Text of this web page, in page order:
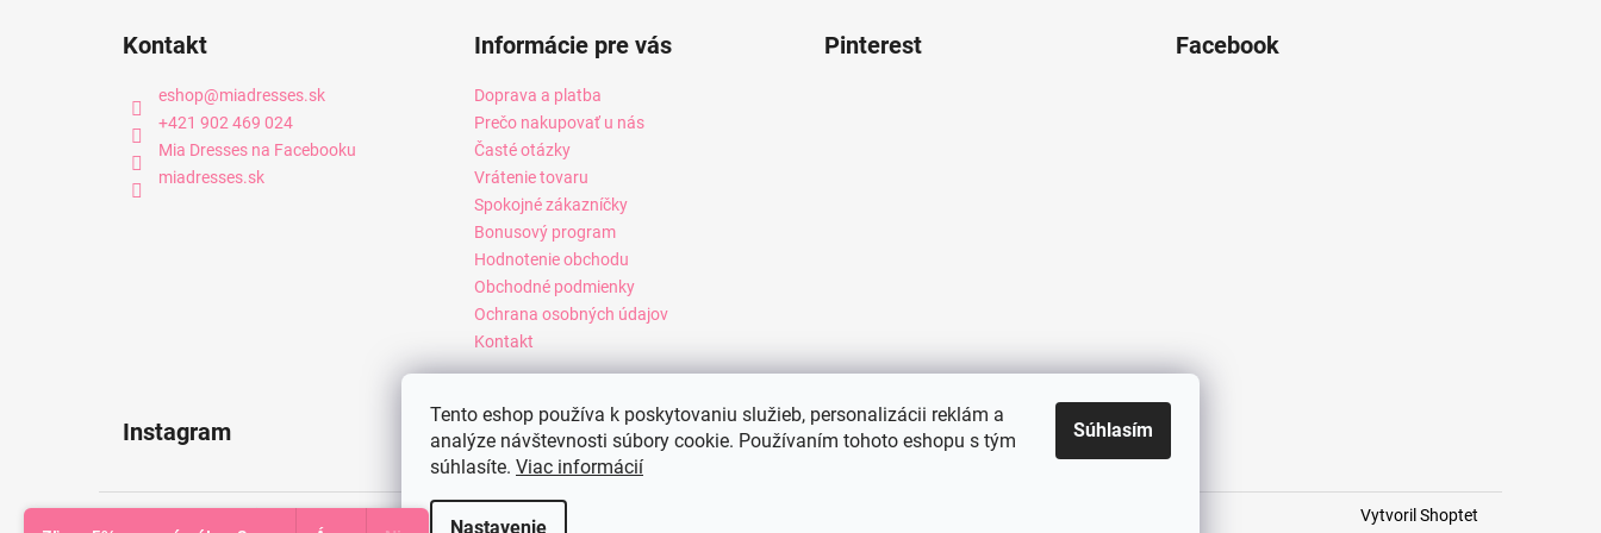
Tento eshop používa k poskytovaniu služieb, personalizácii reklám a
analýze návštevnosti súbory cookie. Používaním tohoto eshopu s tým
súhlasíte. Viac informácií
Nastavenie
Súhlasím
Kontakt
eshop@miadresses.sk
+421 902 469 024
Mia Dresses na Facebooku
miadresses.sk
Informácie pre vás
Doprava a platba
Prečo nakupovať u nás
Časté otázky
Vrátenie tovaru
Spokojné zákazníčky
Bonusový program
Hodnotenie obchodu
Obchodné podmienky
Ochrana osobných údajov
Kontakt
Pinterest Facebook
Instagram
Vytvoril Shoptet
. Všetky práva vyhradené.